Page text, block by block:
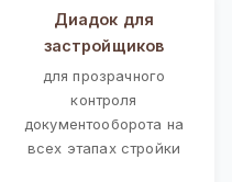
Диадок для
застройщиков
для прозрачного
контроля
документооборота на
всех этапах стройки